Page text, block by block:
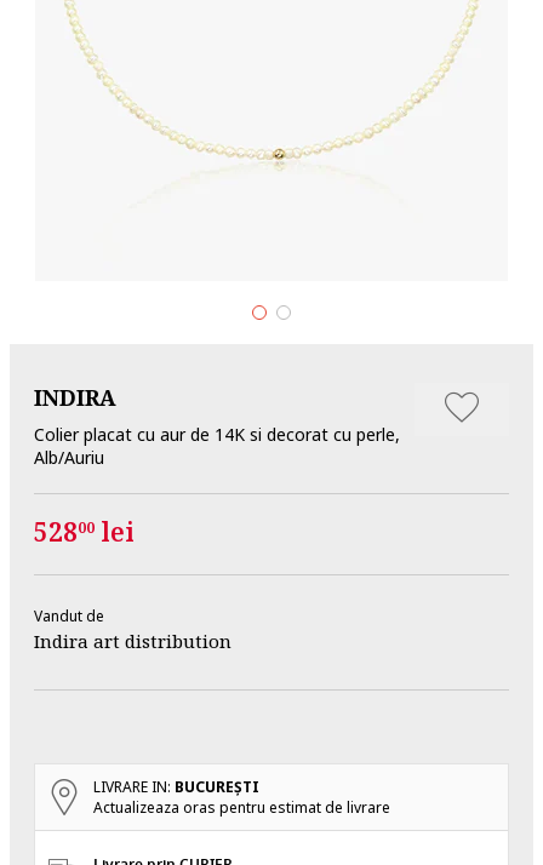
INDIRA
Colier placat cu aur de 14K si decorat cu perle,
Alb/Auriu
52800 lei
Vandut de
Indira art distribution
LIVRARE IN: BUCUREŞTI
Actualizeaza oras pentru estimat de livrare